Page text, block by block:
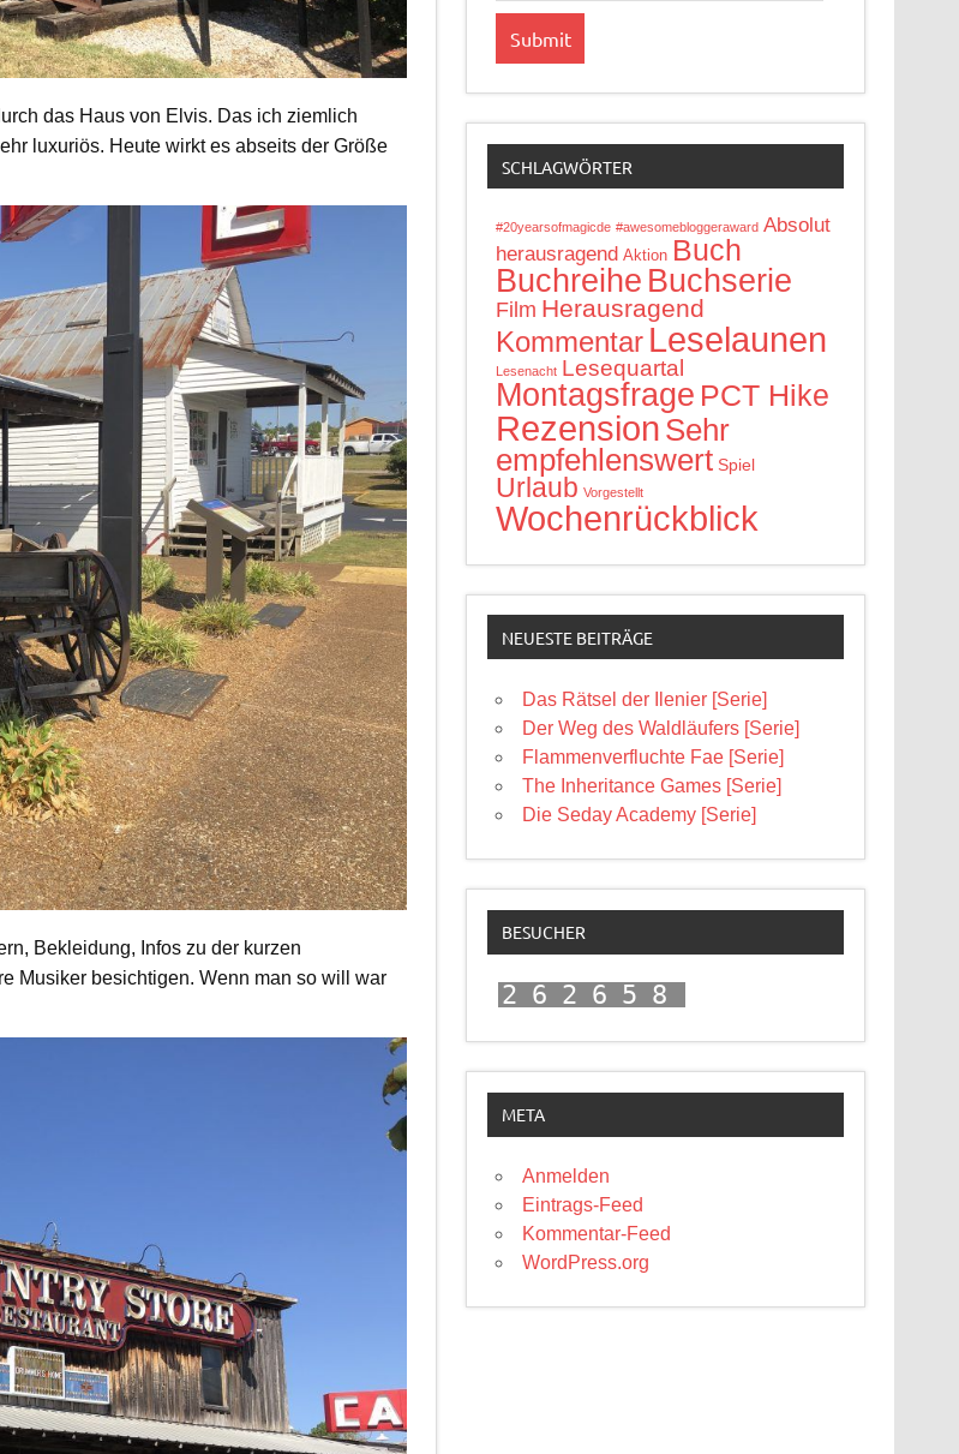
das Haus von Elvis. Das ich ziemlich
luxuriös. Heute wirkt es abseits der Größe
Bekleidung, Infos zu der kurzen
Musiker besichtigen. Wenn man so will war
SCHLAGWÖRTER
#20yearsofmagicde #awesomebloggeraward Absolut
herausragend Aktion Buch
Buchreihe Buchserie
Film Herausragend
Kommentar Leselaunen
Lesenacht Lesequartal
Montagsfrage PCT Hike
Rezension Sehr
empfehlenswert Spiel
Urlaub Vorgestellt
Wochenrückblick
NEUESTE BEITRÄGE
Das Rätsel der Ilenier [Serie]
Der Weg des Waldläufers [Serie]
Flammenverfluchte Fae [Serie]
The Inheritance Games [Serie]
Die Seday Academy [Serie]
BESUCHER
262658
META
Anmelden
Eintrags-Feed
Kommentar-Feed
WordPress.org